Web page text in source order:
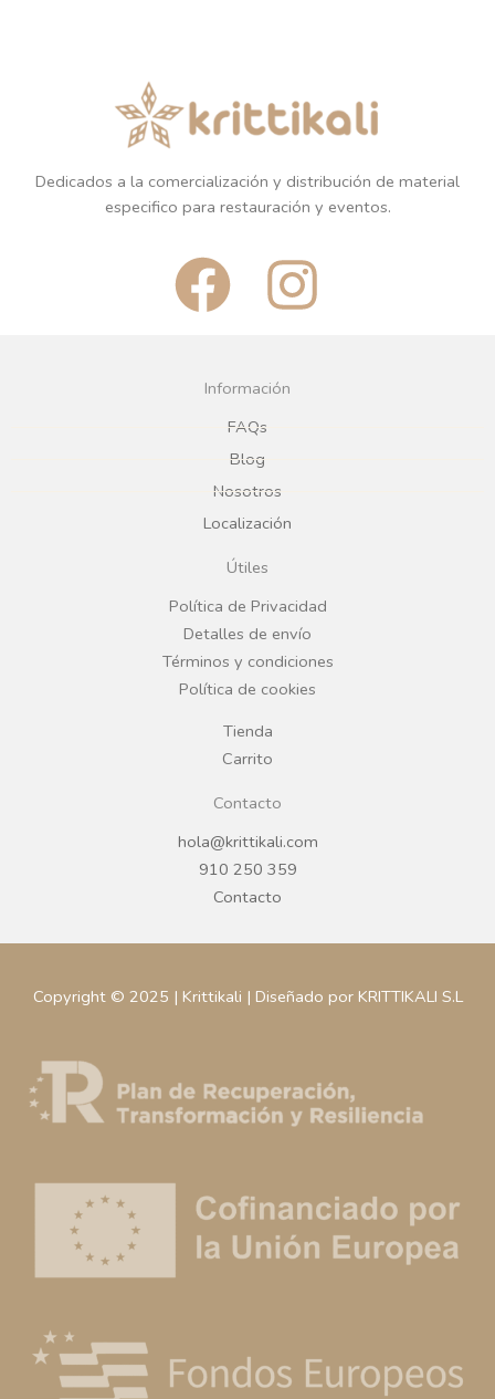
Dedicados a la comercialización y distribución de material
especifico para restauración y eventos.
F
a
c
e
b
o
o
k
I
n
g
r
a
Información
FAQs
Blog
Nosotros
Localización
Útiles
Política de Privacidad
Detalles de envío
Términos y condiciones
Política de cookies
Tienda
Carrito
Contacto
hola@krittikali.com
910 250 359
Contacto
Copyright © 2025 | Krittikali | Diseñado por KRITTIKALI S.L